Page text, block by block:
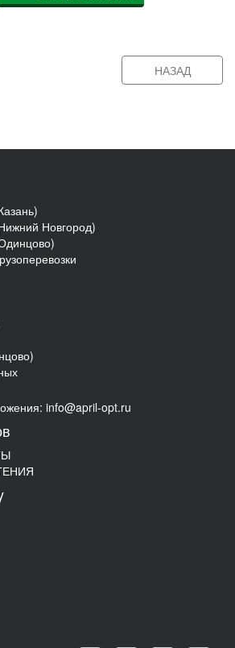
НАЗАД
Новгород)
info@april-opt.ru